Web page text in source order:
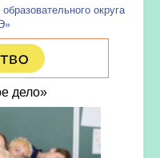
округа
дело»